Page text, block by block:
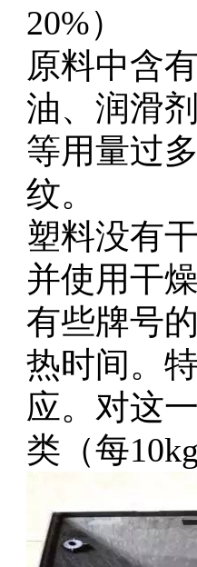
20%）
原料中含
油、润滑
等用量过
纹。
塑料没有
并使用干
有些牌号
热时间。
应。对这
类（每